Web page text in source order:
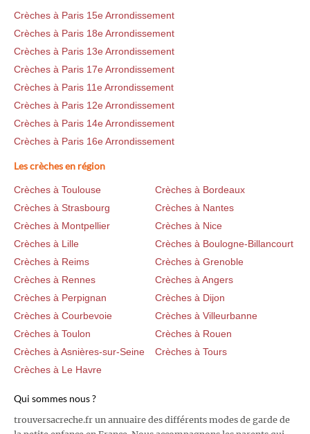
Crèches à Paris 15e Arrondissement
Crèches à Paris 18e Arrondissement
Crèches à Paris 13e Arrondissement
Crèches à Paris 17e Arrondissement
Crèches à Paris 11e Arrondissement
Crèches à Paris 12e Arrondissement
Crèches à Paris 14e Arrondissement
Crèches à Paris 16e Arrondissement
Les crèches en région
Crèches à Toulouse
Crèches à Bordeaux
Crèches à Strasbourg
Crèches à Nantes
Crèches à Montpellier
Crèches à Nice
Crèches à Lille
Crèches à Boulogne-Billancourt
Crèches à Reims
Crèches à Grenoble
Crèches à Rennes
Crèches à Angers
Crèches à Perpignan
Crèches à Dijon
Crèches à Courbevoie
Crèches à Villeurbanne
Crèches à Toulon
Crèches à Rouen
Crèches à Asnières-sur-Seine
Crèches à Tours
Crèches à Le Havre
Qui sommes nous ?
trouversacreche.fr un annuaire des différents modes de garde de